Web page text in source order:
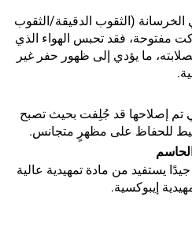
(الثقوب الدقيقة/الثقوب
مفتوحة، فقد تحبس الهواء الذي
لصلابته، ما يؤدي إلى ظهور حفر غير
تم إصلاحها قد جُلِفت بحيث تصبح
للحفاظ على مظهرٍ متجانس.
يستفيد من مادة تمهيدية عالية
إيبوكسية.